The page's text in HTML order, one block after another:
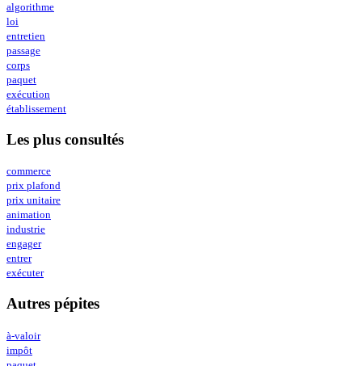
algorithme
loi
entretien
passage
corps
paquet
exécution
établissement
Les plus consultés
commerce
prix plafond
prix unitaire
animation
industrie
engager
entrer
exécuter
Autres pépites
à-valoir
impôt